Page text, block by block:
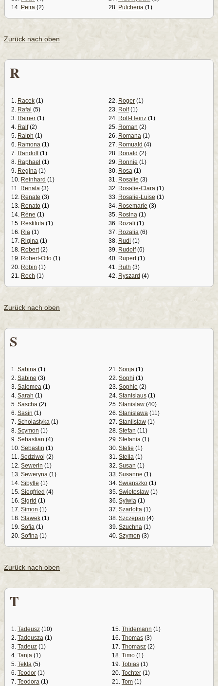
14. Petra (2)
28. Pulcheria (1)
Zurück nach oben
R
1. Racek (1)
2. Rafal (5)
3. Rainer (1)
4. Ralf(2)
5. Ralph (1)
6. Ramona (1)
7. Randolf(1)
8. Raphael (1)
9. Regina (1)
10. Reinhard (1)
11. Renata (3)
12. Renate (3)
13. Renato (1)
14. Rène (1)
15. Restituta (1)
16. Ria (1)
17. Rigina (1)
18. Robert(2)
19. Robert-Otto (1)
20. Robin (1)
21. Roch (1)
22. Roger (1)
23. Rolf(1)
24. Rolf-Heinz (1)
25. Roman (2)
26. Romana (1)
27. Romuald (4)
28. Ronald (2)
29. Ronnie (1)
30. Rosa (1)
31. Rosalie (3)
32. Rosalie-Clara (1)
33. Rosalie-Luise (1)
34. Rosemarie (3)
35. Rosina (1)
36. Rozali (1)
37. Rozalia (6)
38. Rudi (1)
39. Rudolf(6)
40. Rupert(1)
41. Ruth (3)
42. Ryszard (4)
Zurück nach oben
S
1. Sabina (1)
2. Sabine (3)
3. Salomea (1)
4. Sarah (1)
5. Sascha (2)
6. Sasin (1)
7. Scholastyka (1)
8. Scymon (1)
9. Sebastian (4)
10. Sebastin (1)
11. Sedziwoj (2)
12. Sewerin (1)
13. Seweryna (1)
14. Sibylle (1)
15. Siegfried (4)
16. Sigrid (1)
17. Simon (1)
18. Slawek (1)
19. Sofia (1)
20. Sofina (1)
21. Sonja (1)
22. Sophi (1)
23. Sophie (2)
24. Stanislaus (1)
25. Stanislaw (40)
26. Stanislawa (11)
27. Stanlislaw (1)
28. Stefan (11)
29. Stefania (1)
30. Stefie (1)
31. Stella (1)
32. Susan (1)
33. Susanne (1)
34. Swianszko (1)
35. Swietoslaw (1)
36. Sylwia (1)
37. Szarlotta (1)
38. Szczepan (4)
39. Szuchna (1)
40. Szymon (3)
Zurück nach oben
T
1. Tadeusz (10)
2. Tadeusza (1)
3. Tadeuz (1)
4. Tanja (1)
5. Tekla (5)
6. Teodor (1)
7. Teodora (1)
15. Thidemann (1)
16. Thomas (3)
17. Thomasz (2)
18. Timo (1)
19. Tobias (1)
20. Tochter (1)
21. Tom (1)